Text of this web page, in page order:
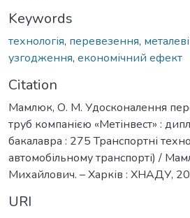
Keywords
технологія, перевезення,
узгодження, економічний ефект
Citation
Мамлюк, О. М. Удосконалення
труб компанією «Метінвест» :
бакалавра : 275 Транспортні
автомобільному транспорті) /
Михайлович. – Харків : ХНАДУ,
URI